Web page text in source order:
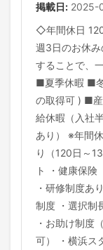
掲載日: 2025-
◇年間休日
週3日のお休
することで、
■夏季休暇 ■
の取得可 ) ■
給休暇（入社
あり） ※年間
り（120日～
ト ・健康保
・研修制度あ
制度 ・選択制
・お助け制度
可） ・横浜ス